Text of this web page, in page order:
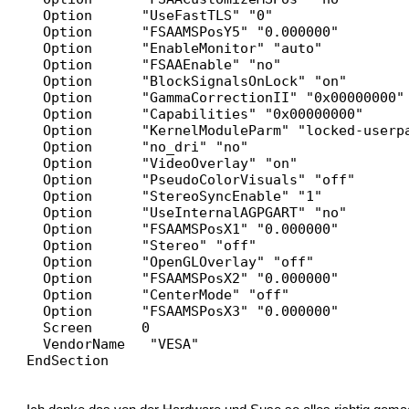
Option "UseFastTLS" "0"
Option "FSAAMSPosY5" "0.000000"
Option "EnableMonitor" "auto"
Option "FSAAEnable" "no"
Option "BlockSignalsOnLock" "on"
Option "GammaCorrectionII" "0x00000000"
Option "Capabilities" "0x00000000"
Option "KernelModuleParm" "locked-
Option "no_dri" "no"
Option "VideoOverlay" "on"
Option "PseudoColorVisuals" "off"
Option "StereoSyncEnable" "1"
Option "UseInternalAGPGART" "no"
Option "FSAAMSPosX1" "0.000000"
Option "Stereo" "off"
Option "OpenGLOverlay" "off"
Option "FSAAMSPosX2" "0.000000"
Option "CenterMode" "off"
Option "FSAAMSPosX3" "0.000000"
Screen 0
VendorName "VESA"
EndSection